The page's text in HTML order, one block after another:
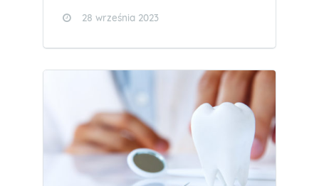
28 września 2023